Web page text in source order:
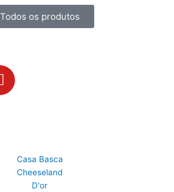
Todos os produtos
Casa Basca
Cheeseland
D'or